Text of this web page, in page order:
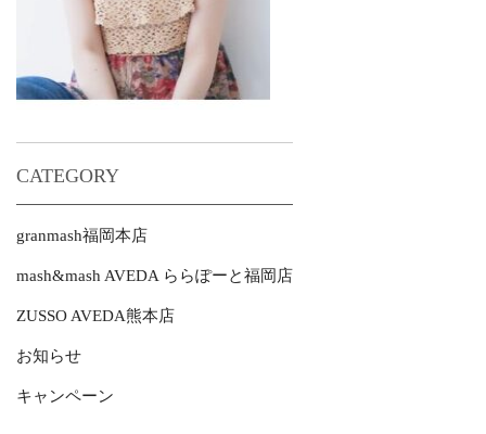
CATEGORY
granmash福岡本店
mash&mash AVEDA ららぽーと福岡店
ZUSSO AVEDA熊本店
お知らせ
キャンペーン